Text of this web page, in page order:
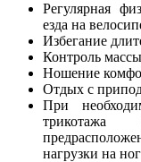
Регулярная
езда на
Избегание
Контроль
Ношение
Отдых с
При
трикотажа
нагрузки на